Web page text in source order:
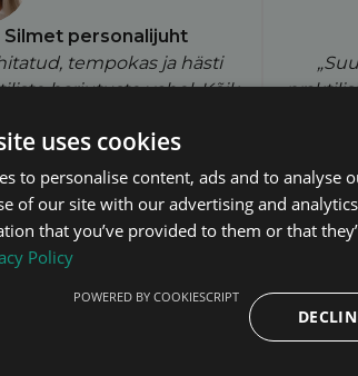
Silmet personalijuht
tempokas ja hästi
harjutuste vahel. Kõik
ettevõtte tegelikele
said palju uusi ja
koheselt rakendada.“
uses cookies
to personalise content, ads and to analyse
of our site with our advertising and
that you’ve provided to them or that
Policy
POWERED BY COOKIESCRIPT